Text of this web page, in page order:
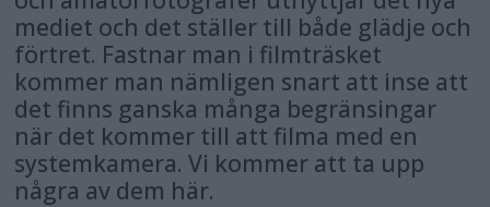
mediet och det ställer till både glädje och
förtret. Fastnar man i filmträsket
kommer man nämligen snart att inse att
det finns ganska många begränsingar
när det kommer till att filma med en
systemkamera. Vi kommer att ta upp
några av dem här.